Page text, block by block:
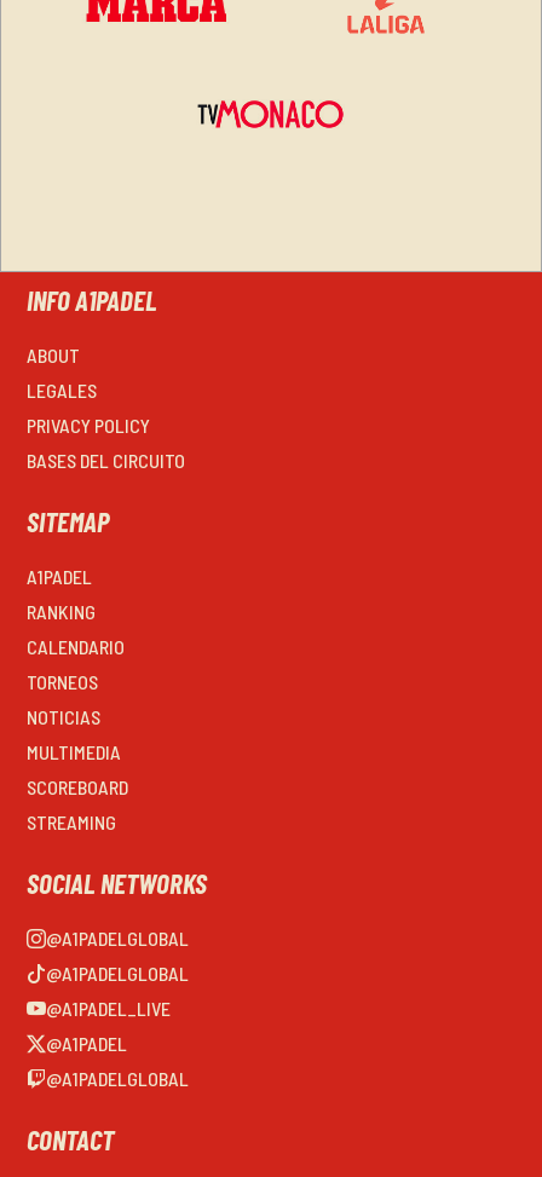
INFO A1PADEL
ABOUT
LEGALES
PRIVACY POLICY
BASES DEL CIRCUITO
SITEMAP
A1PADEL
RANKING
CALENDARIO
TORNEOS
NOTICIAS
MULTIMEDIA
SCOREBOARD
STREAMING
SOCIAL NETWORKS
@A1PADELGLOBAL
@A1PADELGLOBAL
@A1PADEL_LIVE
@A1PADEL
@A1PADELGLOBAL
CONTACT